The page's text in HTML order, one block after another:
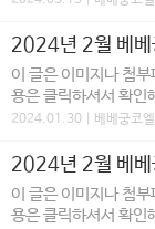
이 글은 이미지나 첨
용은 클릭하셔서 확인
2024.01.30 | 베베궁코
2024년 2월 베베
이 글은 이미지나 첨
용은 클릭하셔서 확인